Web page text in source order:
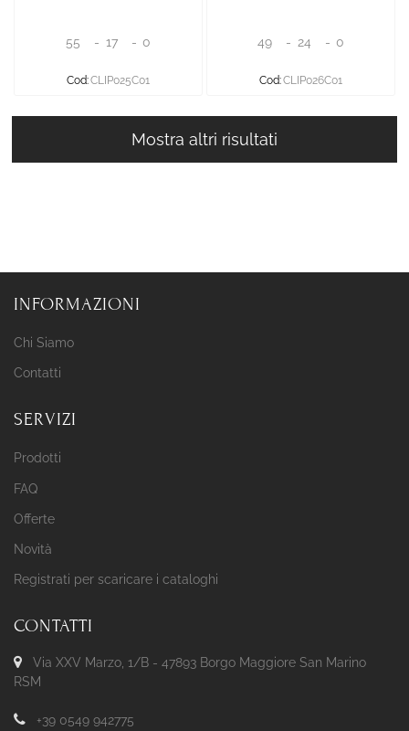
55 - 17 - 0
Cod:CLIP025C01
49 - 24 - 0
Cod:CLIP026C01
Mostra altri risultati
INFORMAZIONI
Chi Siamo
Contatti
SERVIZI
Prodotti
FAQ
Offerte
Novità
Registrati per scaricare i cataloghi
CONTATTI
Via XXV Marzo, 1/B - 47893 Borgo Maggiore San Marino
RSM
+39 0549 942775